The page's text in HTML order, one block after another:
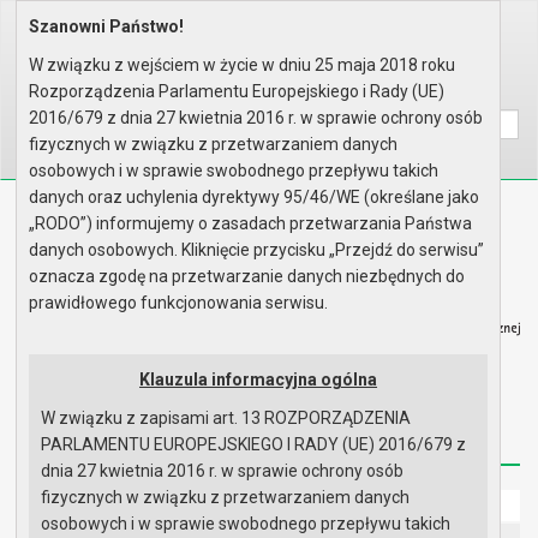
Home Prawo lokalne
Wyszukaj na stronie:
A AA
Biuletyn Informacji Publicznej
Urząd Miasta i Gminy w Gryfinie
Redakcja Instrukcja korzystania Dostępność
Strona główna
Szanowni Państwo!
W związku z wejściem w życie w dniu 25 maja 2018 roku
Rozporządzenia Parlamentu Europejskiego i Rady (UE)
2016/679 z dnia 27 kwietnia 2016 r. w sprawie ochrony osób
fizycznych w związku z przetwarzaniem danych
osobowych i w sprawie swobodnego przepływu takich
danych oraz uchylenia dyrektywy 95/46/WE (określane jako
„RODO”) informujemy o zasadach przetwarzania Państwa
danych osobowych. Kliknięcie przycisku „Przejdź do serwisu”
oznacza zgodę na przetwarzanie danych niezbędnych do
prawidłowego funkcjonowania serwisu.
Klauzula informacyjna ogólna
W związku z zapisami art. 13 ROZPORZĄDZENIA
PARLAMENTU EUROPEJSKIEGO I RADY (UE) 2016/679 z
dnia 27 kwietnia 2016 r. w sprawie ochrony osób
fizycznych w związku z przetwarzaniem danych
osobowych i w sprawie swobodnego przepływu takich